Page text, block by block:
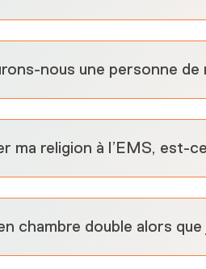
nous une personne
ma religion à l’EMS, est-
chambre double alors